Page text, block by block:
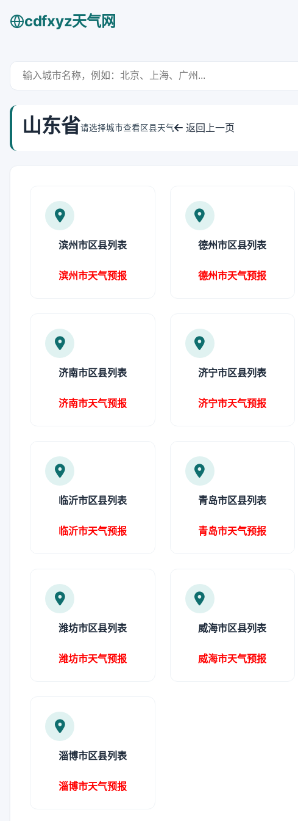
cdfxyz天气网
山东省请选择城市查看区县天气 返回上一页
滨州市区县列表
滨州市天气预报
德州市区县列表
德州市天气预报
济南市区县列表
济南市天气预报
济宁市区县列表
济宁市天气预报
临沂市区县列表
临沂市天气预报
青岛市区县列表
青岛市天气预报
潍坊市区县列表
潍坊市天气预报
威海市区县列表
威海市天气预报
淄博市区县列表
淄博市天气预报